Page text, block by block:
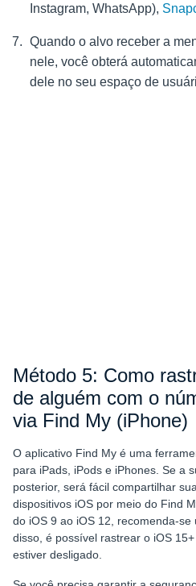
Instagram, WhatsApp),
Quando o alvo receber a
nele, você obterá
dele no seu espaço de
Método 5: Como
de alguém com o
via Find My (iPhone)
O aplicativo Find My é uma
para iPads, iPods e iPhones. Se a
posterior, será fácil compartilhar
dispositivos iOS por meio do Find
do iOS 9 ao iOS 12, recomenda-
disso, é possível rastrear o iOS
estiver desligado.